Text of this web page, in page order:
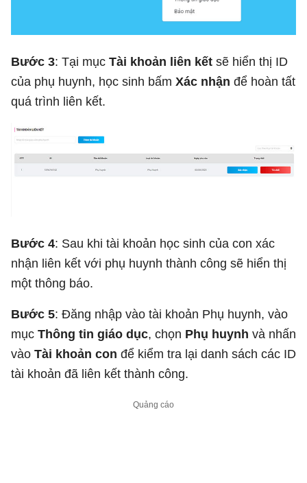
Bước 3: Tại mục Tài khoản liên kết sẽ hiển thị ID
của phụ huynh, học sinh bấm Xác nhận để hoàn tất
quá trình liên kết.
Bước 4: Sau khi tài khoản học sinh của con xác
nhận liên kết với phụ huynh thành công sẽ hiển thị
một thông báo.
Bước 5: Đăng nhập vào tài khoản Phụ huynh, vào
mục Thông tin giáo dục, chọn Phụ huynh và nhấn
vào Tài khoản con để kiểm tra lại danh sách các ID
tài khoản đã liên kết thành công.